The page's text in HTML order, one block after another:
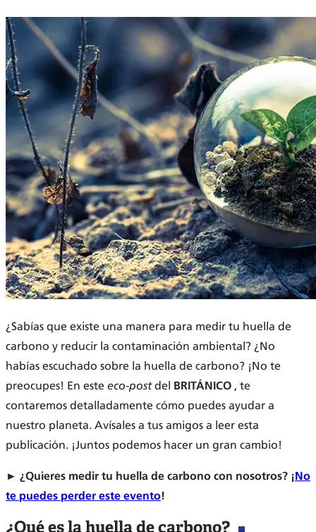
¿Sabías que existe una manera para medir tu huella de
carbono y reducir la contaminación ambiental? ¿No
habías escuchado sobre la huella de carbono? ¡No te
preocupes! En este eco-postdel BRITÁNICO , te
contaremos detalladamente cómo puedes ayudar a
nuestro planeta. Avísales a tus amigos a leer esta
publicación. ¡Juntos podemos hacer un gran cambio!
► ¿Quieres medir tu huella de carbono con nosotros? ¡No
te puedes perder este evento!
¿Qué es la huella de carbono?